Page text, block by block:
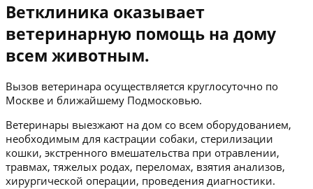
Ветклиника оказывает
ветеринарную помощь на дому
всем животным.
Вызов ветеринара осуществляется круглосуточно по
Москве и ближайшему Подмосковью.
Ветеринары выезжают на дом со всем оборудованием,
необходимым для кастрации собаки, стерилизации
кошки, экстренного вмешательства при отравлении,
травмах, тяжелых родах, переломах, взятия анализов,
хирургической операции, проведения диагностики.